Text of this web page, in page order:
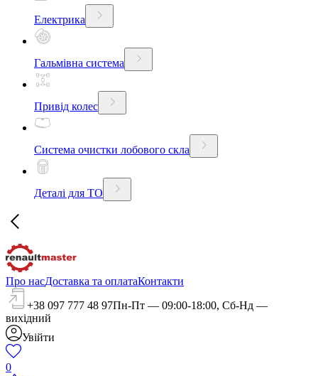
Електрика
Гальмівна система
Привід колес
Система очистки лобового скла
Деталі для ТО
Про насДоставка та оплатаКонтакти
+38 097 777 48 97Пн-Пт — 09:00-18:00, Сб-Нд —
вихідний
Увійти
0